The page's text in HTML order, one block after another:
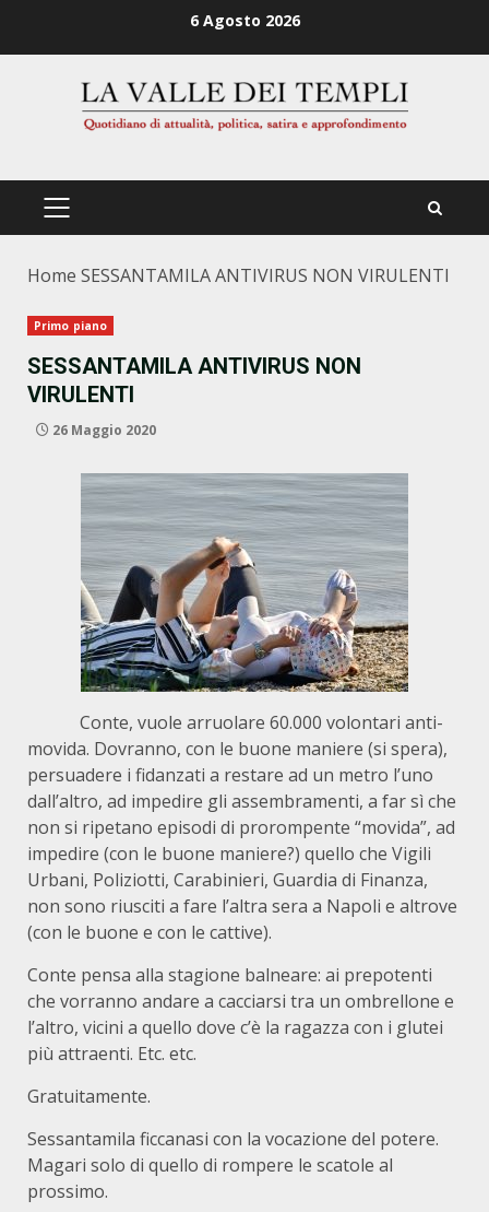
6 Agosto 2026
PRIMÄRES
Home SESSANTAMILA ANTIVIRUS NON VIRULENTI
Primo piano
SESSANTAMILA ANTIVIRUS NON
VIRULENTI
26 Maggio 2020
Conte, vuole arruolare 60.000 volontari anti-
movida. Dovranno, con le buone maniere (si spera),
persuadere i fidanzati a restare ad un metro l’uno
dall’altro, ad impedire gli assembramenti, a far sì che
non si ripetano episodi di prorompente “movida”, ad
impedire (con le buone maniere?) quello che Vigili
Urbani, Poliziotti, Carabinieri, Guardia di Finanza,
non sono riusciti a fare l’altra sera a Napoli e altrove
(con le buone e con le cattive).
Conte pensa alla stagione balneare: ai prepotenti
che vorranno andare a cacciarsi tra un ombrellone e
l’altro, vicini a quello dove c’è la ragazza con i glutei
più attraenti. Etc. etc.
Gratuitamente.
Sessantamila ficcanasi con la vocazione del potere.
Magari solo di quello di rompere le scatole al
prossimo.